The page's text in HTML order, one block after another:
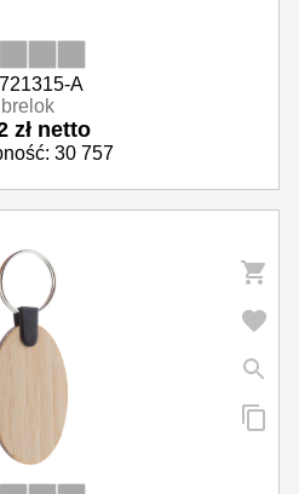
A
brelok
zł netto
30 757